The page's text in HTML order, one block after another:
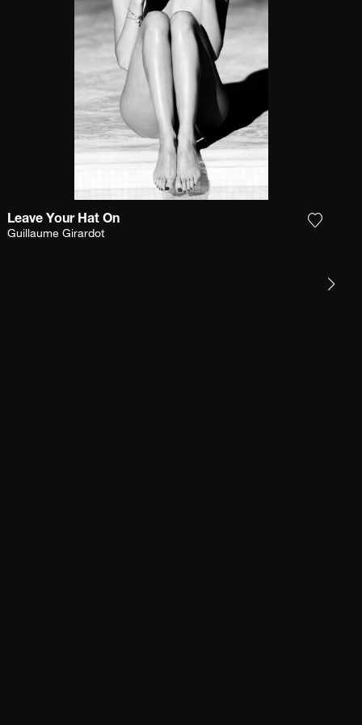
Sie das Foto meiner Wunschliste hinzu
Leave Your Hat On
Guillaume Girardot